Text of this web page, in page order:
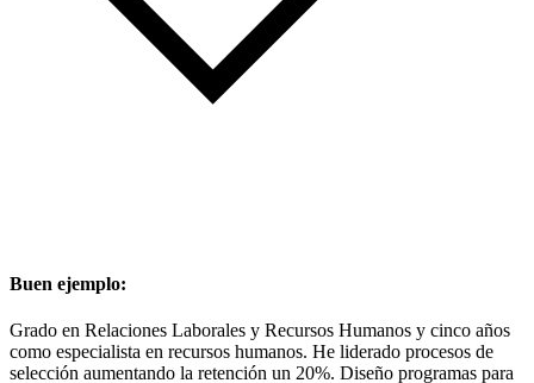
Buen ejemplo:
Grado en Relaciones Laborales y Recursos Humanos y cinco años
como especialista en recursos humanos. He liderado procesos de
selección aumentando la retención un 20%. Diseño programas para